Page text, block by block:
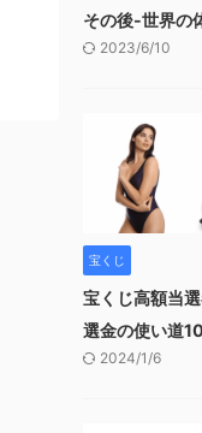
その後-世界の
2023/6/10
宝くじ
宝くじ高額当
選金の使い道10
2024/1/6